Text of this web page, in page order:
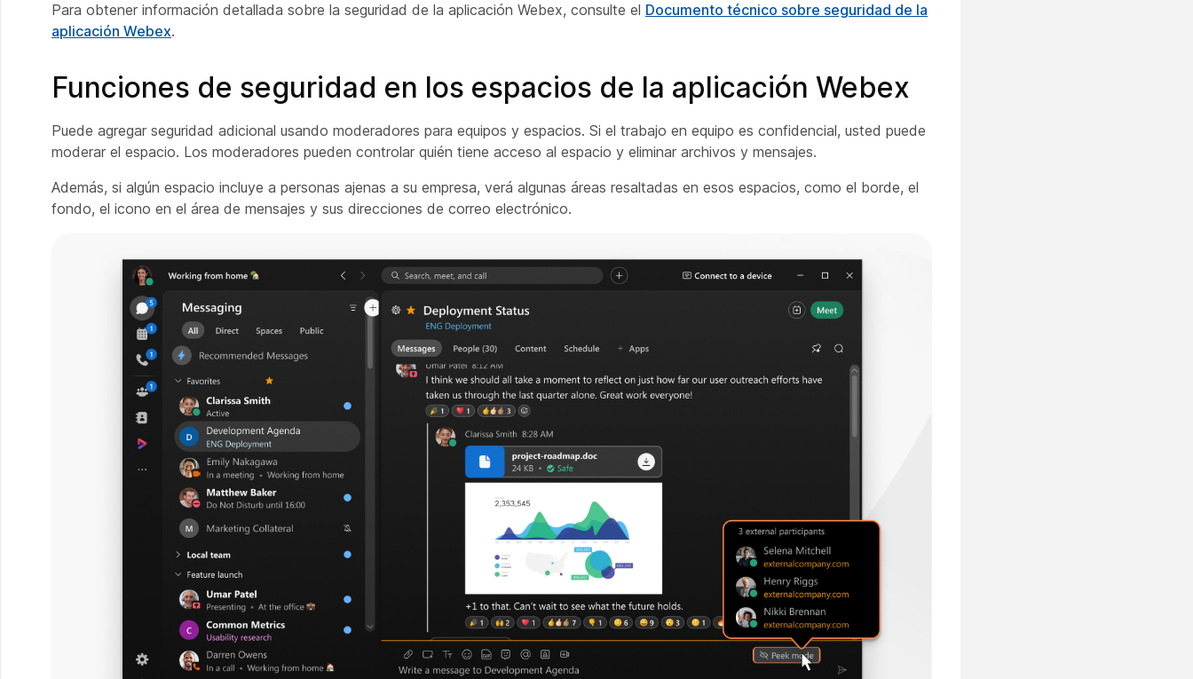
Para obtener información detallada sobre la seguridad de la aplicación Webex, consulte el Documento técnico sobre seguridad de la
aplicación Webex.
Funciones de seguridad en los espacios de la aplicación Webex
Puede agregar seguridad adicional usando moderadores para equipos y espacios. Si el trabajo en equipo es confidencial, usted puede
moderar el espacio. Los moderadores pueden controlar quién tiene acceso al espacio y eliminar archivos y mensajes.
Además, si algún espacio incluye a personas ajenas a su empresa, verá algunas áreas resaltadas en esos espacios, como el borde, el
fondo, el icono en el área de mensajes y sus direcciones de correo electrónico.